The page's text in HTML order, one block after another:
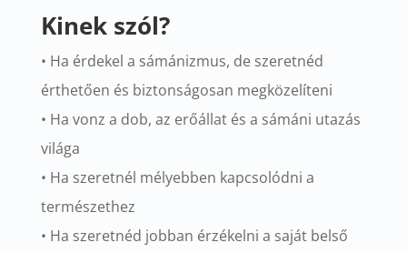
Kinek szól?
• Ha érdekel a sámánizmus, de szeretnéd
érthetően és biztonságosan megközelíteni
• Ha vonz a dob, az erőállat és a sámáni utazás
világa
• Ha szeretnél mélyebben kapcsolódni a
természethez
• Ha szeretnéd jobban érzékelni a saját belső